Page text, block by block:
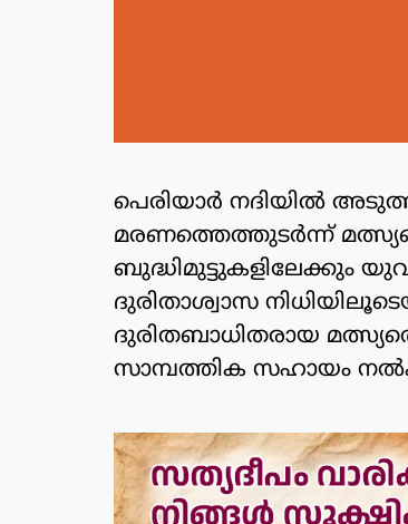
പെരിയാർ നദിയിൽ
മരണത്തെത്തുടർന്ന്
ബുദ്ധിമുട്ടുകളിലേക്കും
ദുരിതാശ്വാസ
ദുരിതബാധിതരായ
സാമ്പത്തിക സഹായം